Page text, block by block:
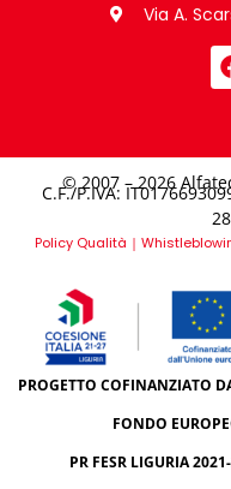
Via A.
© 2007 – 2026
C.F./P.IVA:
Policy Qualità |
PROGETTO COFINANZIATO
FONDO
PR FESR LIGURIA